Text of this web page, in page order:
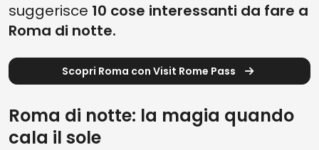
suggerisce 10 cose interessanti da fare a
Roma di notte.
Scopri Roma con Visit Rome Pass
Roma di notte: la magia quando
cala il sole